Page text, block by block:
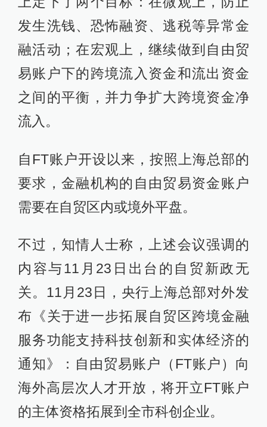
发生洗钱、恐怖融资、逃税等异常金
融活动；在宏观上，继续做到自由贸
易账户下的跨境流入资金和流出资金
之间的平衡，并力争扩大跨境资金净
流入。
自FT账户开设以来，按照上海总部的
要求，金融机构的自由贸易资金账户
需要在自贸区内或境外平盘。
不过，知情人士称，上述会议强调的
内容与11月23日出台的自贸新政无
关。11月23日，央行上海总部对外发
布《关于进一步拓展自贸区跨境金融
服务功能支持科技创新和实体经济的
通知》：自由贸易账户（FT账户）向
海外高层次人才开放，将开立FT账户
的主体资格拓展到全市科创企业。